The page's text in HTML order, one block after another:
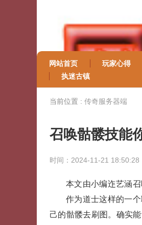
网站首页 玩家心得
执迷古镇
当前位置 : 传奇服务器端
召唤骷髅技能
时间：2024-11-21 18:50:28
本文由小编迮艺涵
作为道士这样的一
己的骷髅去刷图。确实